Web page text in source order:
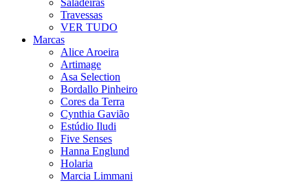
Saladeiras
Travessas
VER TUDO
Marcas
Alice Aroeira
Artimage
Asa Selection
Bordallo Pinheiro
Cores da Terra
Cynthia Gavião
Estúdio Iludi
Five Senses
Hanna Englund
Holaria
Marcia Limmani